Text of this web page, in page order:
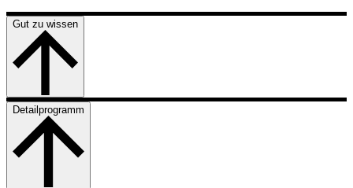
Gut zu wissen
Detailprogramm